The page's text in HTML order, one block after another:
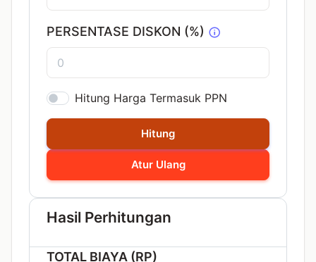
PERSENTASE DISKON (%)
Hitung Harga Termasuk PPN
Atur Ulang
Hitung
Hasil Perhitungan
TOTAL BIAYA (RP)